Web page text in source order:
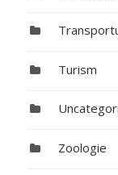
Turism
Zoologie